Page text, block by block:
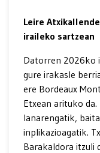
Leire
iraileko sartzean
Datorren 2026ko
gure irakasle
ere Bordeaux
Etxean arituko
lanarengatik,
inplikazioagatik.
Barakaldora itzuli